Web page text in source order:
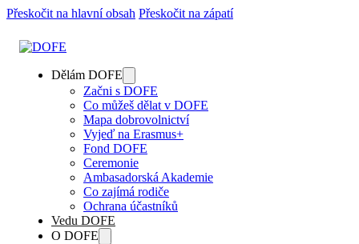
Přeskočit na hlavní obsah Přeskočit na zápatí
Dělám DOFE
Začni s DOFE
Co můžeš dělat v DOFE
Mapa dobrovolnictví
Vyjeď na Erasmus+
Fond DOFE
Ceremonie
Ambasadorská Akademie
Co zajímá rodiče
Ochrana účastníků
Vedu DOFE
O DOFE